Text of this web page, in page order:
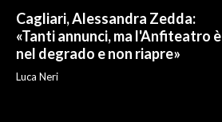
Cagliari, Alessandra Zedda:
«Tanti annunci, ma l'Anfiteatro è
nel degrado e non riapre»
Luca Neri